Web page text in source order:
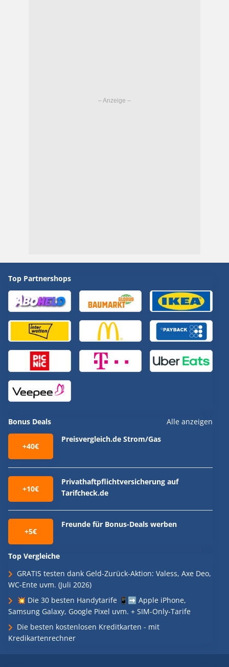
Top Partnershops
Bonus Deals Alle anzeigen
+40€
Preisvergleich.de Strom/Gas
+10€
Privathaftpflichtversicherung auf
Tarifcheck.de
+5€
Freunde für Bonus-Deals werben
Top Vergleiche
GRATIS testen dank Geld-Zurück-Aktion: Valess, Axe Deo,
WC-Ente uvm. (Juli 2026)
💥 Die 30 besten Handytarife 📱➡️ Apple iPhone,
Samsung Galaxy, Google Pixel uvm. + SIM-Only-Tarife
Die besten kostenlosen Kreditkarten - mit
Kredikartenrechner